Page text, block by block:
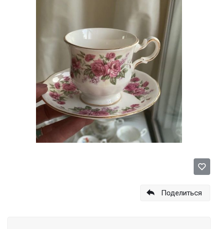
Поделиться